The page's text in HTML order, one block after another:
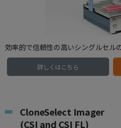
効率的で信頼性の高いシングルセル
詳しくはこちら
CloneSelect Imager
(CSI and CSI FL)